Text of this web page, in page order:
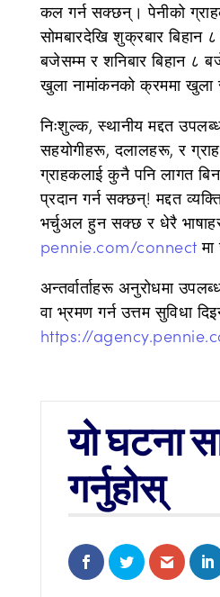
कल गर्न सक्छन्। पेनीको
सोमबारदेखि शुक्रबार
बजेसम्म र शनिबार बिहान ८
खुला नामांकनको क्रममा खुला
निःशुल्क, स्थानीय मद्दत
सहयोगीहरू, दलालहरू, र
ग्राहकलाई कुनै पनि लागत
प्रदान गर्न सक्छन्! मद्दत
भर्चुअल हुन सक्छ र धेरै
pennie.com/connect
अन्तर्वार्ताहरू अनुरोधमा
वा भ्रमण गर्न उत्तम सुविधा
https://
यो घटना
गर्नुहोस्
Share onShare on
Share